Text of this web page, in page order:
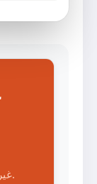
غير مظهر موقعك بتصميم احترافي.